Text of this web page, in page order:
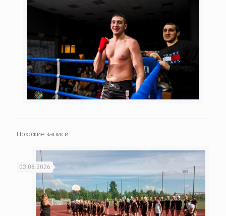
Похожие записи
03.08.2026